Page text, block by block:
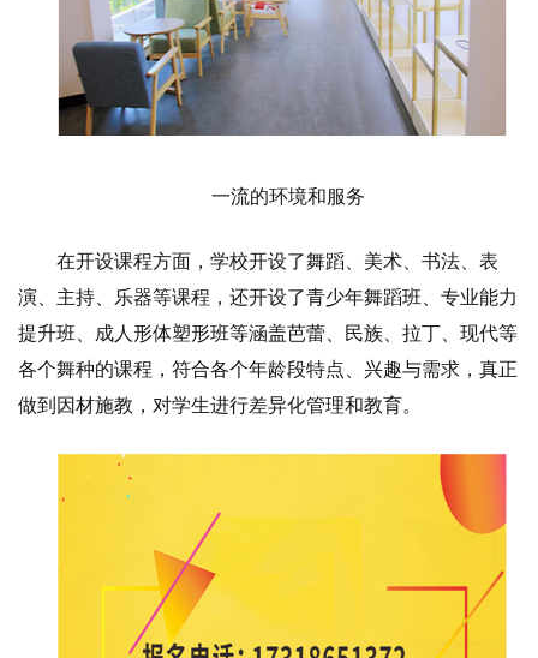
一流的环境和服务
在开设课程方面，学校开设了舞蹈、美术、书法、表
演、主持、乐器等课程，还开设了青少年舞蹈班、专业能力
提升班、成人形体塑形班等涵盖芭蕾、民族、拉丁、现代等
各个舞种的课程，符合各个年龄段特点、兴趣与需求，真正
做到因材施教，对学生进行差异化管理和教育。